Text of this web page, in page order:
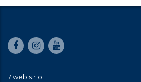
7 web s.r.o.